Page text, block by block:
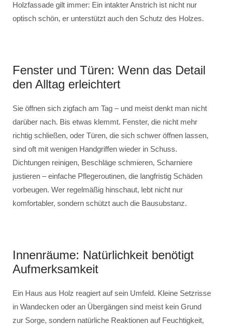
Holzfassade gilt immer: Ein intakter Anstrich ist nicht nur
optisch schön, er unterstützt auch den Schutz des Holzes.
Fenster und Türen: Wenn das Detail
den Alltag erleichtert
Sie öffnen sich zigfach am Tag – und meist denkt man nicht
darüber nach. Bis etwas klemmt. Fenster, die nicht mehr
richtig schließen, oder Türen, die sich schwer öffnen lassen,
sind oft mit wenigen Handgriffen wieder in Schuss.
Dichtungen reinigen, Beschläge schmieren, Scharniere
justieren – einfache Pflegeroutinen, die langfristig Schäden
vorbeugen. Wer regelmäßig hinschaut, lebt nicht nur
komfortabler, sondern schützt auch die Bausubstanz.
Innenräume: Natürlichkeit benötigt
Aufmerksamkeit
Ein Haus aus Holz reagiert auf sein Umfeld. Kleine Setzrisse
in Wandecken oder an Übergängen sind meist kein Grund
zur Sorge, sondern natürliche Reaktionen auf Feuchtigkeit,